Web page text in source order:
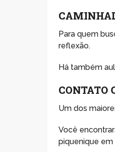
Para quem
reflexão.
Há também
CONTATO
Um dos
Você
piquenique em